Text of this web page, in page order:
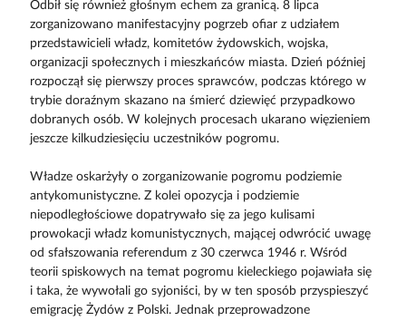
Odbił się również głośnym echem za granicą. 8 lipca
zorganizowano manifestacyjny pogrzeb ofiar z udziałem
przedstawicieli władz, komitetów żydowskich, wojska,
organizacji społecznych i mieszkańców miasta. Dzień później
rozpoczął się pierwszy proces sprawców, podczas którego w
trybie doraźnym skazano na śmierć dziewięć przypadkowo
dobranych osób. W kolejnych procesach ukarano więzieniem
jeszcze kilkudziesięciu uczestników pogromu.
Władze oskarżyły o zorganizowanie pogromu podziemie
antykomunistyczne. Z kolei opozycja i podziemie
niepodległościowe dopatrywało się za jego kulisami
prowokacji władz komunistycznych, mającej odwrócić uwagę
od sfałszowania referendum z 30 czerwca 1946 r. Wśród
teorii spiskowych na temat pogromu kieleckiego pojawiała się
i taka, że wywołali go syjoniści, by w ten sposób przyspieszyć
emigrację Żydów z Polski. Jednak przeprowadzone